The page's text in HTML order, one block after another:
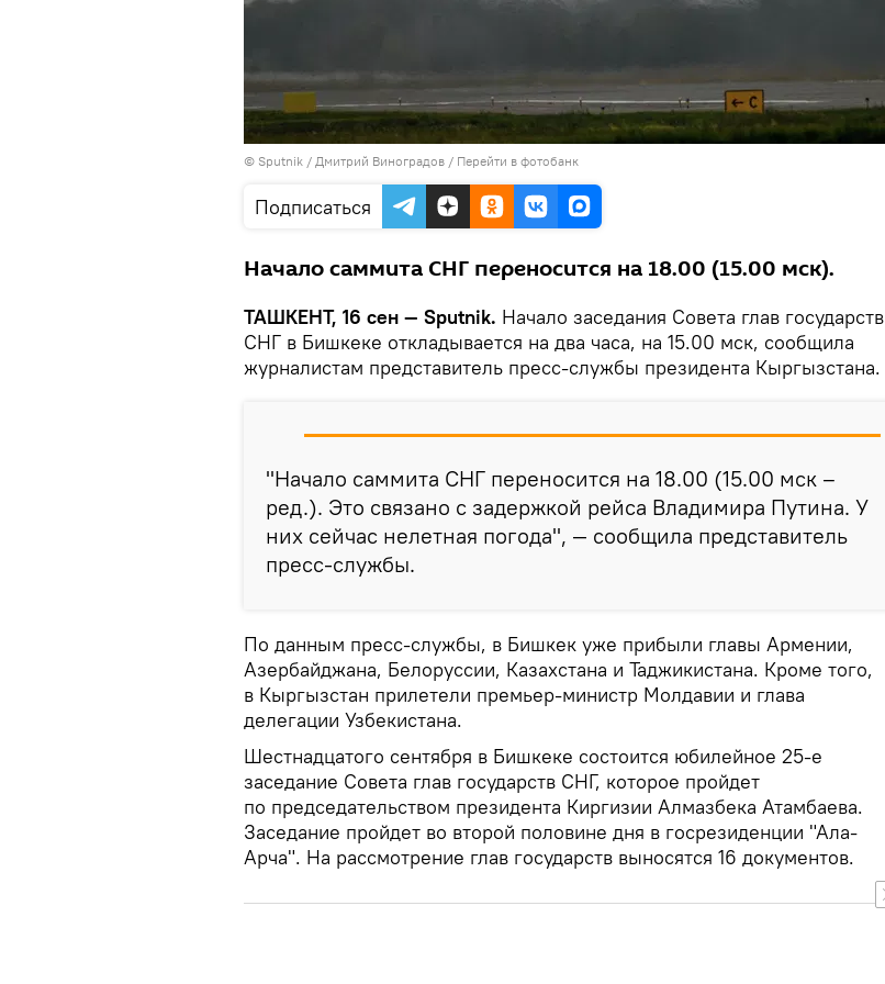
© Sputnik / Дмитрий Виноградов / Перейти в фотобанк
Подписаться
Начало саммита СНГ переносится на 18.00 (15.00 мск).
ТАШКЕНТ, 16 сен — Sputnik. Начало заседания Совета глав государств
СНГ в Бишкеке откладывается на два часа, на 15.00 мск, сообщила
журналистам представитель пресс-службы президента Кыргызстана.
"Начало саммита СНГ переносится на 18.00 (15.00 мск –
ред.). Это связано с задержкой рейса Владимира Путина. У
них сейчас нелетная погода", — сообщила представитель
пресс-службы.
По данным пресс-службы, в Бишкек уже прибыли главы Армении,
Азербайджана, Белоруссии, Казахстана и Таджикистана. Кроме того,
в Кыргызстан прилетели премьер-министр Молдавии и глава
делегации Узбекистана.
Шестнадцатого сентября в Бишкеке состоится юбилейное 25-е
заседание Совета глав государств СНГ, которое пройдет
по председательством президента Киргизии Алмазбека Атамбаева.
Заседание пройдет во второй половине дня в госрезиденции "Ала-
Арча". На рассмотрение глав государств выносятся 16 документов.